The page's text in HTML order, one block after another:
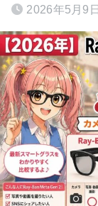
2026年5月9日